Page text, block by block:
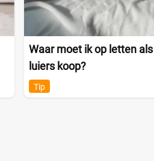
Waar moet ik op letten
luiers koop?
Tip